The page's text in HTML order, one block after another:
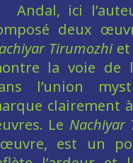
Andal, ici
deux
Tirumozhiet
la voie de
l’union
clairement
Le Nachiyar
est un